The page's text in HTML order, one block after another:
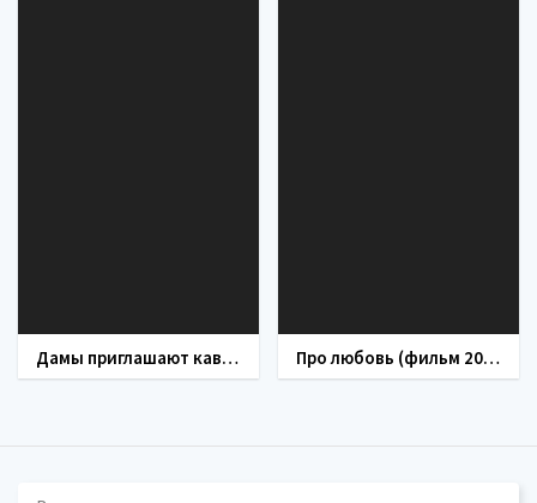
Дамы приглашают кавалеров (фильм 1980) Про любовь (фильм 2009)